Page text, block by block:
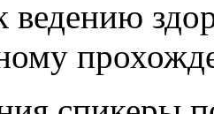
ведению